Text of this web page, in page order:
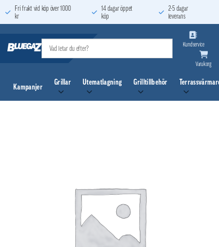
to
Fri frakt vid köp över 1000
kr
14 dagar öppet
köp
2-5 dagar
leverans
Kundservice
Varukorg
Kampanjer
Grillar Utematlagning Grilltillbehör